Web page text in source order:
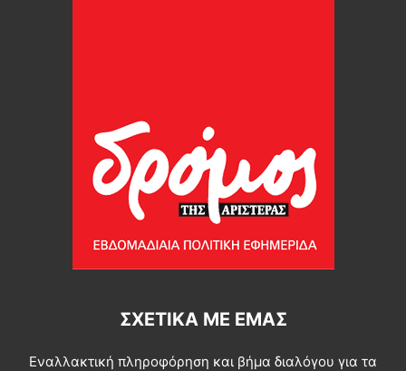
ΣΧΕΤΙΚΆ ΜΕ ΕΜΆΣ
Εναλλακτική πληροφόρηση και βήμα διαλόγου για τα